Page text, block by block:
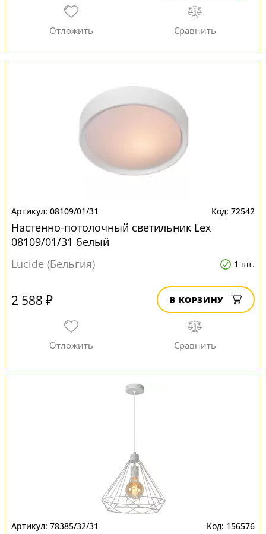
08109/01/31 72542
Настенно-потолочный светильник Lex
08109/01/31 белый
Lucide (Бельгия)
1 шт.
2 588 ₽ В КОРЗИНУ
78385/32/31 156576